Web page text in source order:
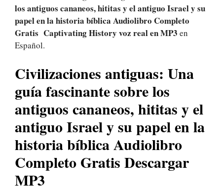
los antiguos cananeos, hititas y el antiguo Israel y su
papel en la historia bíblica Audiolibro Completo
Gratis Captivating History voz realen MP3 en
Español.
Civilizaciones antiguas: Una
guía fascinante sobre los
antiguos cananeos, hititas y el
antiguo Israel y su papel en la
historia bíblica Audiolibro
Completo Gratis Descargar
MP3